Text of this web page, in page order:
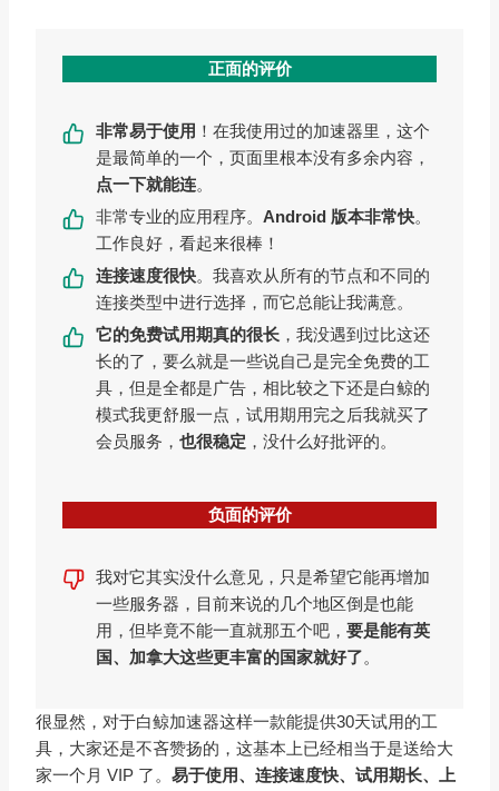
正面的评价
非常易于使用 ！在我使用过的加速器里，这个
是最简单的一个，页面里根本没有多余内容，
点一下就能连。
非常专业的应用程序。 Android 版本非常快。
工作良好，看起来很棒！
连接速度很快。我喜欢从所有的节点和不同的
连接类型中进行选择，而它总能让我满意。
它的免费试用期真的很长 ，我没遇到过比这还
长的了，要么就是一些说自己是完全免费的工
具，但是全都是广告，相比较之下还是白鲸的
模式我更舒服一点，试用期用完之后我就买了
会员服务， 也很稳定 ，没什么好批评的。
负面的评价
我对它其实没什么意见，只是希望它能再增加
一些服务器，目前来说的几个地区倒是也能
用，但毕竟不能一直就那五个吧， 要是能有英
国、加拿大这些更丰富的国家就好了。
很显然，对于白鲸加速器这样一款能提供30天试用的工
具，大家还是不吝赞扬的，这基本上已经相当于是送给大
家一个月 VIP 了。 易于使用、连接速度快、试用期长、上